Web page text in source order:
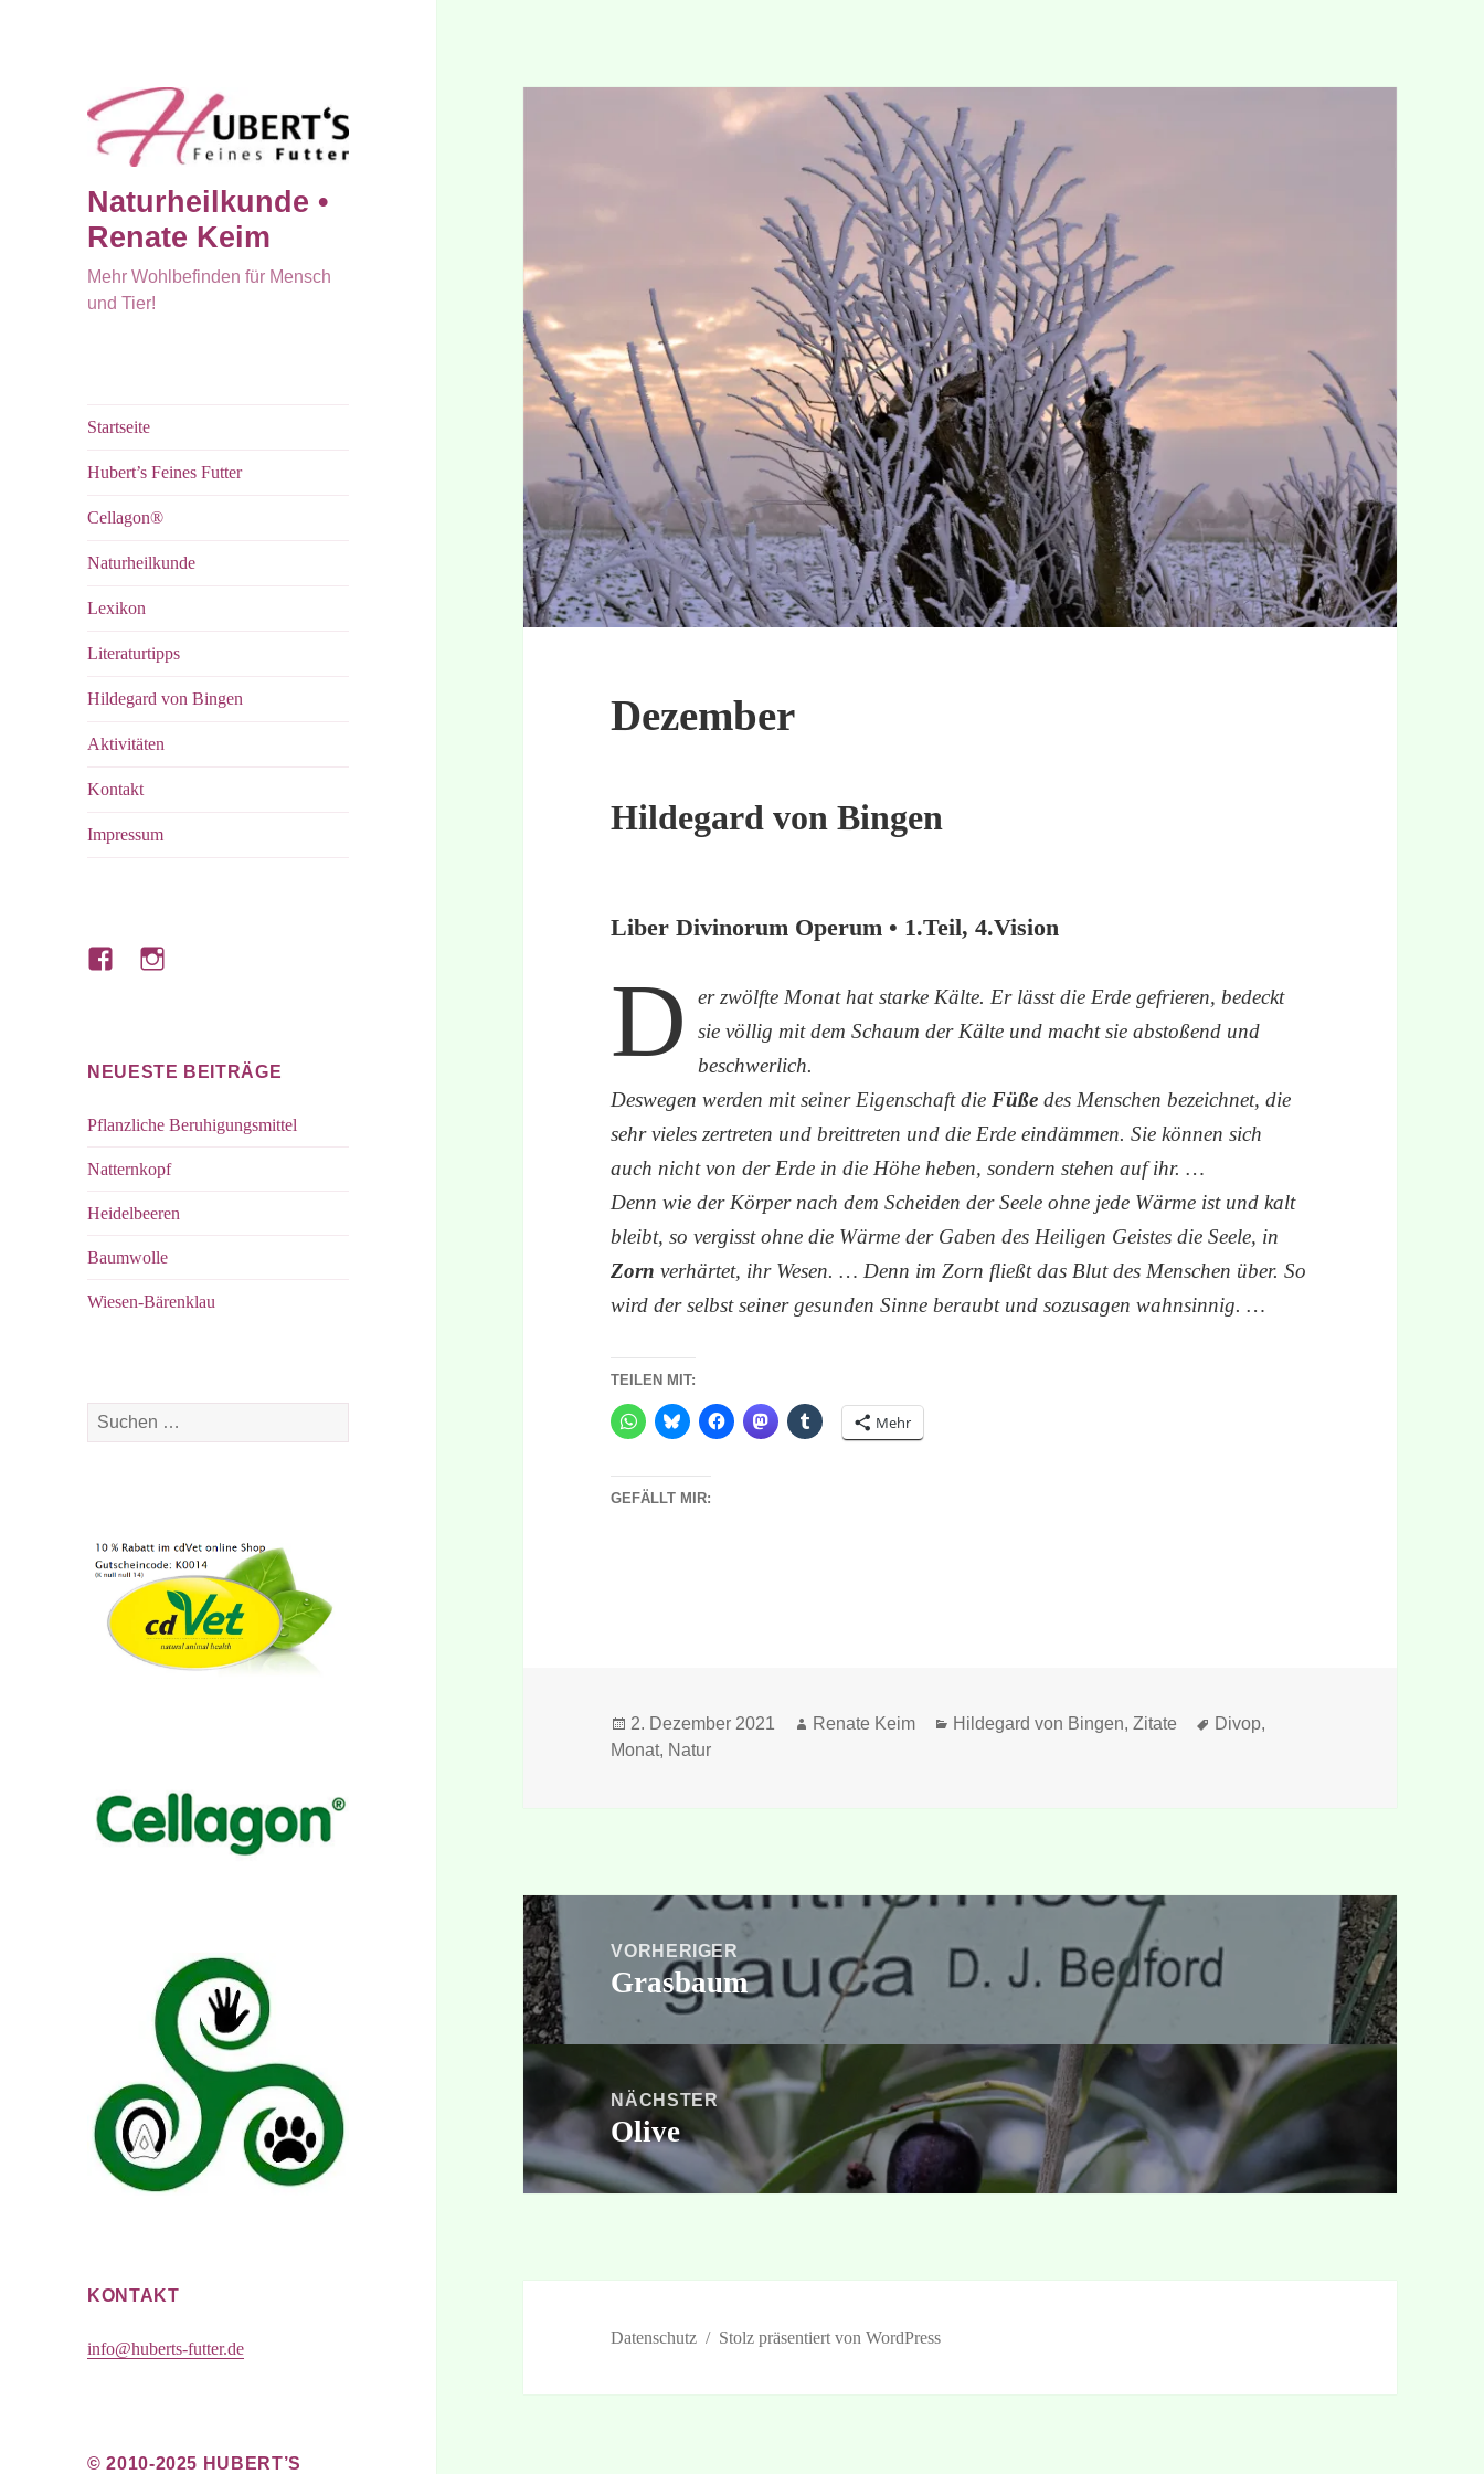
Naturheilkunde •
Renate Keim
Mehr Wohlbefinden für Mensch
und Tier!
Startseite
Hubert’s Feines Futter
Cellagon®
Naturheilkunde
Lexikon
Literaturtipps
Hildegard von Bingen
Aktivitäten
Kontakt
Impressum
Hubert’sHubert’s
NEUESTE BEITRÄGE
Pflanzliche Beruhigungsmittel
Natternkopf
Heidelbeeren
Baumwolle
Wiesen-Bärenklau
Suchen
nach:
KONTAKT
info@huberts-futter.de
© 2010-2025 HUBERT’S
Dezember
Hildegard von Bingen
Liber Divinorum Operum • 1.Teil, 4.Vision
D
er zwölfte Monat hat starke Kälte. Er lässt die Erde gefrieren, bedeckt
sie völlig mit dem Schaum der Kälte und macht sie abstoßend und
beschwerlich.
Deswegen werden mit seiner Eigenschaft die Füße des Menschen bezeichnet, die
sehr vieles zertreten und breittreten und die Erde eindämmen. Sie können sich
auch nicht von der Erde in die Höhe heben, sondern stehen auf ihr. …
Denn wie der Körper nach dem Scheiden der Seele ohne jede Wärme ist und kalt
bleibt, so vergisst ohne die Wärme der Gaben des Heiligen Geistes die Seele, in
Zorn verhärtet, ihr Wesen. … Denn im Zorn fließt das Blut des Menschen über. So
wird der selbst seiner gesunden Sinne beraubt und sozusagen wahnsinnig. …
TEILEN MIT:
Mehr
GEFÄLLT MIR:
Veröffentlicht
am
2. Dezember 2021 Autor
Renate Keim Kategorien
Hildegard von Bingen,Zitate Schlagwörter
Divop,
Monat, Natur
Beitragsnavigation
VORHERIGER
Vorheriger
Beitrag:
Grasbaum
NÄCHSTER
Nächster
Beitrag:
Olive
Datenschutz Stolz präsentiert von WordPress